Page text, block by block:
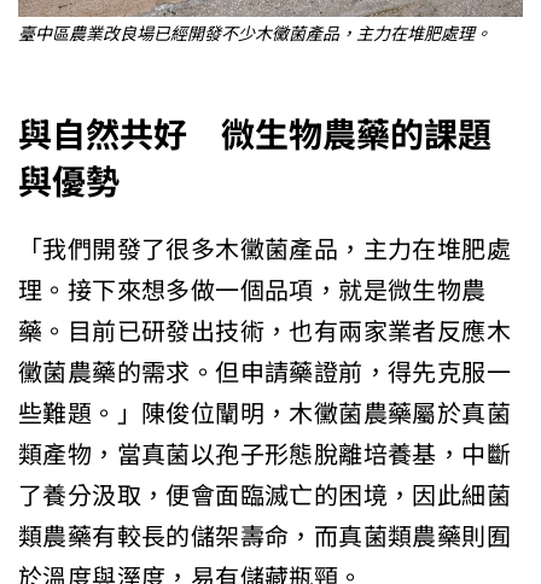
臺中區農業改良場已經開發不少木黴菌產品，主力在堆肥處理。
與自然共好 微生物農藥的課題
與優勢
「我們開發了很多木黴菌產品，主力在堆肥處
理。接下來想多做一個品項，就是微生物農
藥。目前已研發出技術，也有兩家業者反應木
黴菌農藥的需求。但申請藥證前，得先克服一
些難題。」陳俊位闡明，木黴菌農藥屬於真菌
類產物，當真菌以孢子形態脫離培養基，中斷
了養分汲取，便會面臨滅亡的困境，因此細菌
類農藥有較長的儲架壽命，而真菌類農藥則囿